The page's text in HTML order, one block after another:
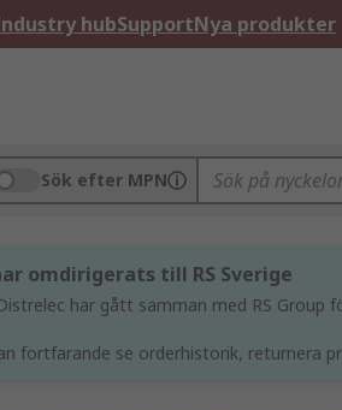
hubSupportNya produkter
Sök efter MPN
omdirigerats till RS Sverige
har gått samman med RS
fortfarande se orderhistorik, returnera